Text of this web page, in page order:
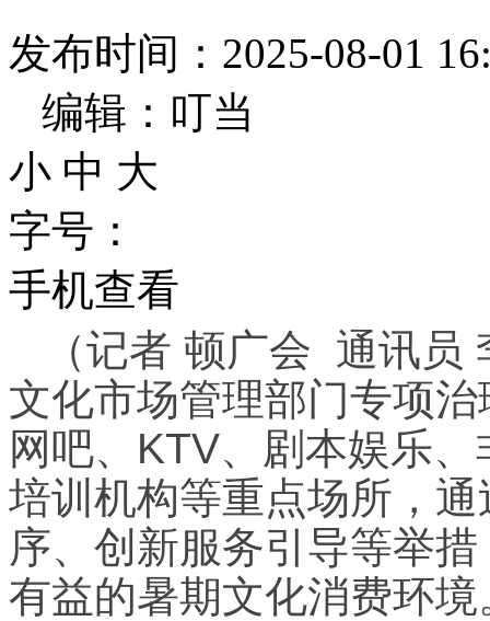
发布时间：2025-08-01
编辑：叮当
小 中 大
字号：
手机查看
（记者 顿广会 通讯员
文化市场管理部门专项
网吧、KTV、剧本娱乐
培训机构等重点场所，
序、创新服务引导等举
有益的暑期文化消费环境